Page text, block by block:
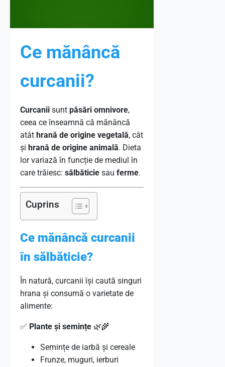
Ce mănâncă
curcanii?
Curcanii sunt păsări omnivore,
ceea ce înseamnă că mănâncă
atât hrană de origine vegetală, cât
și hrană de origine animală. Dieta
lor variază în funcție de mediul în
care trăiesc: sălbăticie sau ferme.
Cuprins
Ce mănâncă curcanii
în sălbăticie?
În natură, curcanii își caută singuri
hrana și consumă o varietate de
alimente:
✅ Plante și semințe 🌿🌾
Semințe de iarbă și cereale
Frunze, muguri, ierburi